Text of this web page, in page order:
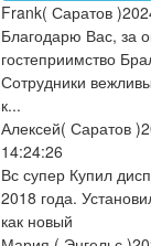
Frank( Саратов )
Благодарю Вас, за
гостеприимство
Сотрудники
к...
Алексей( Саратов )
14:24:26
Вс супер Купил
2018 года.
как новый